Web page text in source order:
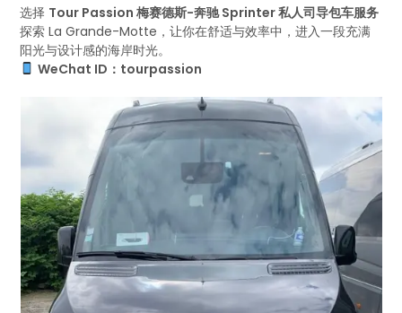
选择 Tour Passion 梅赛德斯-奔驰 Sprinter 私人司导包车服务
探索 La Grande-Motte，让你在舒适与效率中，进入一段充满
阳光与设计感的海岸时光。
WeChat ID：tourpassion